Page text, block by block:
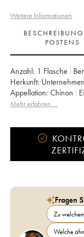
Weitere Informationen
POSTENS
Anzahl: 1 Flasche
Herkunft:
unternehmen
Appellation:
Chinon
Mehr erfahren …
Fragen
Zu
Welche